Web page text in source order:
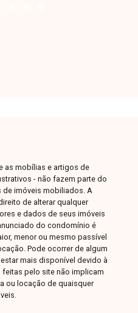
potencial tanto para
as mobílias e artigos de
- não fazem parte do
imóveis mobiliados. A
de alterar qualquer
e dados de seus imóveis
do condomínio é
menor ou mesmo passível
Pode ocorrer de algum
mais disponível devido à
pelo site não implicam
ou locação de quaisquer